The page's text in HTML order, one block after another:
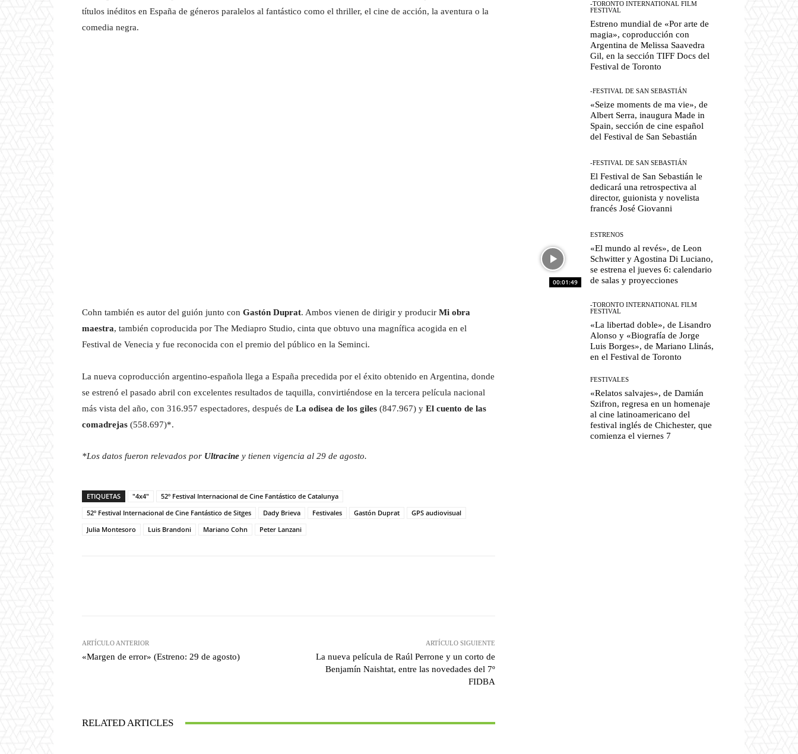
títulos inéditos en España de géneros paralelos al fantástico como el thriller, el cine de acción, la aventura o la
comedia negra.
Cohn también es autor del guión junto con Gastón Duprat. Ambos vienen de dirigir y producir Mi obra
maestra, también coproducida por The Mediapro Studio, cinta que obtuvo una magnífica acogida en el
Festival de Venecia y fue reconocida con el premio del público en la Seminci.
La nueva coproducción argentino-española llega a España precedida por el éxito obtenido en Argentina, donde
se estrenó el pasado abril con excelentes resultados de taquilla, convirtiéndose en la tercera película nacional
más vista del año, con 316.957 espectadores, después de La odisea de los giles (847.967) y El cuento de las
comadrejas (558.697)*.
*Los datos fueron relevados por Ultracine y tienen vigencia al 29 de agosto.
ETIQUETAS "4x4"
52º Festival Internacional de Cine Fantástico de Catalunya
52º Festival Internacional de Cine Fantástico de Sitges
Dady Brieva Festivales Gastón Duprat
GPS audiovisual
Julia Montesoro
Luis Brandoni Mariano Cohn Peter Lanzani
ARTÍCULO ANTERIOR
«Margen de error» (Estreno: 29 de agosto)
ARTÍCULO SIGUIENTE
La nueva película de Raúl Perrone y un corto de
Benjamín Naishtat, entre las novedades del 7º
FIDBA
RELATED ARTICLES
-TORONTO INTERNATIONAL FILM
FESTIVAL
Estreno mundial de «Por arte de
magia», coproducción con
Argentina de Melissa Saavedra
Gil, en la sección TIFF Docs del
Festival de Toronto
-FESTIVAL DE SAN SEBASTIÁN
«Seize moments de ma vie», de
Albert Serra, inaugura Made in
Spain, sección de cine español
del Festival de San Sebastián
-FESTIVAL DE SAN SEBASTIÁN
El Festival de San Sebastián le
dedicará una retrospectiva al
director, guionista y novelista
francés José Giovanni
00:01:49
ESTRENOS
«El mundo al revés», de Leon
Schwitter y Agostina Di Luciano,
se estrena el jueves 6: calendario
de salas y proyecciones
-TORONTO INTERNATIONAL FILM
FESTIVAL
«La libertad doble», de Lisandro
Alonso y «Biografía de Jorge
Luis Borges», de Mariano Llinás,
en el Festival de Toronto
FESTIVALES
«Relatos salvajes», de Damián
Szifron, regresa en un homenaje
al cine latinoamericano del
festival inglés de Chichester, que
comienza el viernes 7